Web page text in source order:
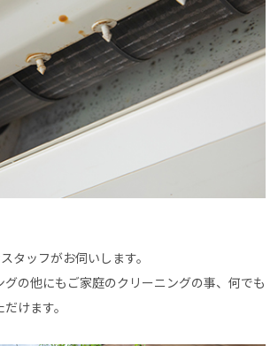
タッフがお伺いします。
の他にもご家庭のクリーニングの事、何でも
けます。